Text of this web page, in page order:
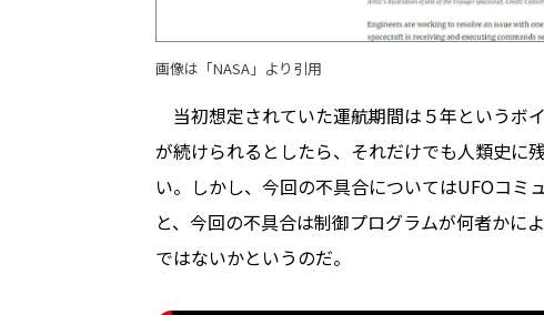
画像は「NASA 」より引用
当初想定されていた運航期間は５年というボ
が続けられるとしたら、それだけでも人類史に
い。しかし、今回の不具合についてはUFOコミ
と、今回の不具合は制御プログラムが何者かに
ではないかというのだ。